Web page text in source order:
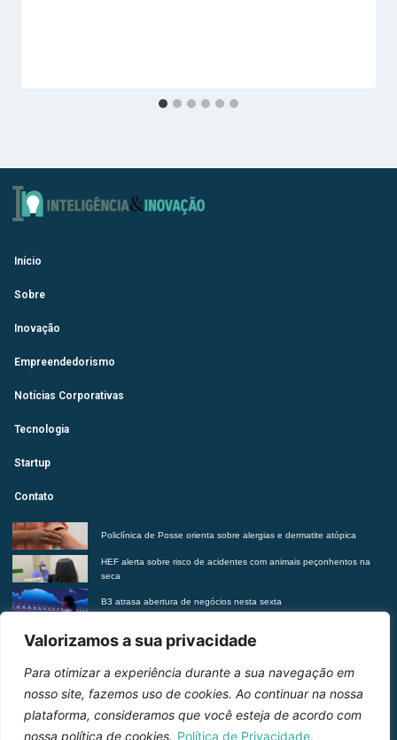
Valorizamos a sua privacidade
Para otimizar a experiência durante a sua navegação em
nosso site, fazemos uso de cookies. Ao continuar na nossa
plataforma, consideramos que você esteja de acordo com
nossa política de cookies. Política de Privacidade.
Início
Sobre
Inovação
Empreendedorismo
Notícias Corporativas
Tecnologia
Startup
Contato
Policlínica de Posse orienta sobre alergias e dermatite atópica
HEF alerta sobre risco de acidentes com animais peçonhentos na
seca
B3 atrasa abertura de negócios nesta sexta
2027
Entre em contato